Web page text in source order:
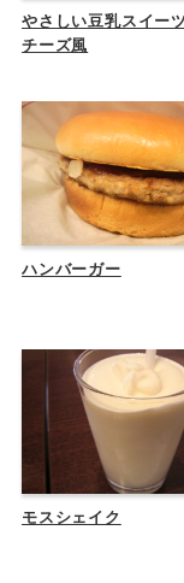
やさしい豆乳スイー
チーズ風
ハンバーガー
モスシェイク